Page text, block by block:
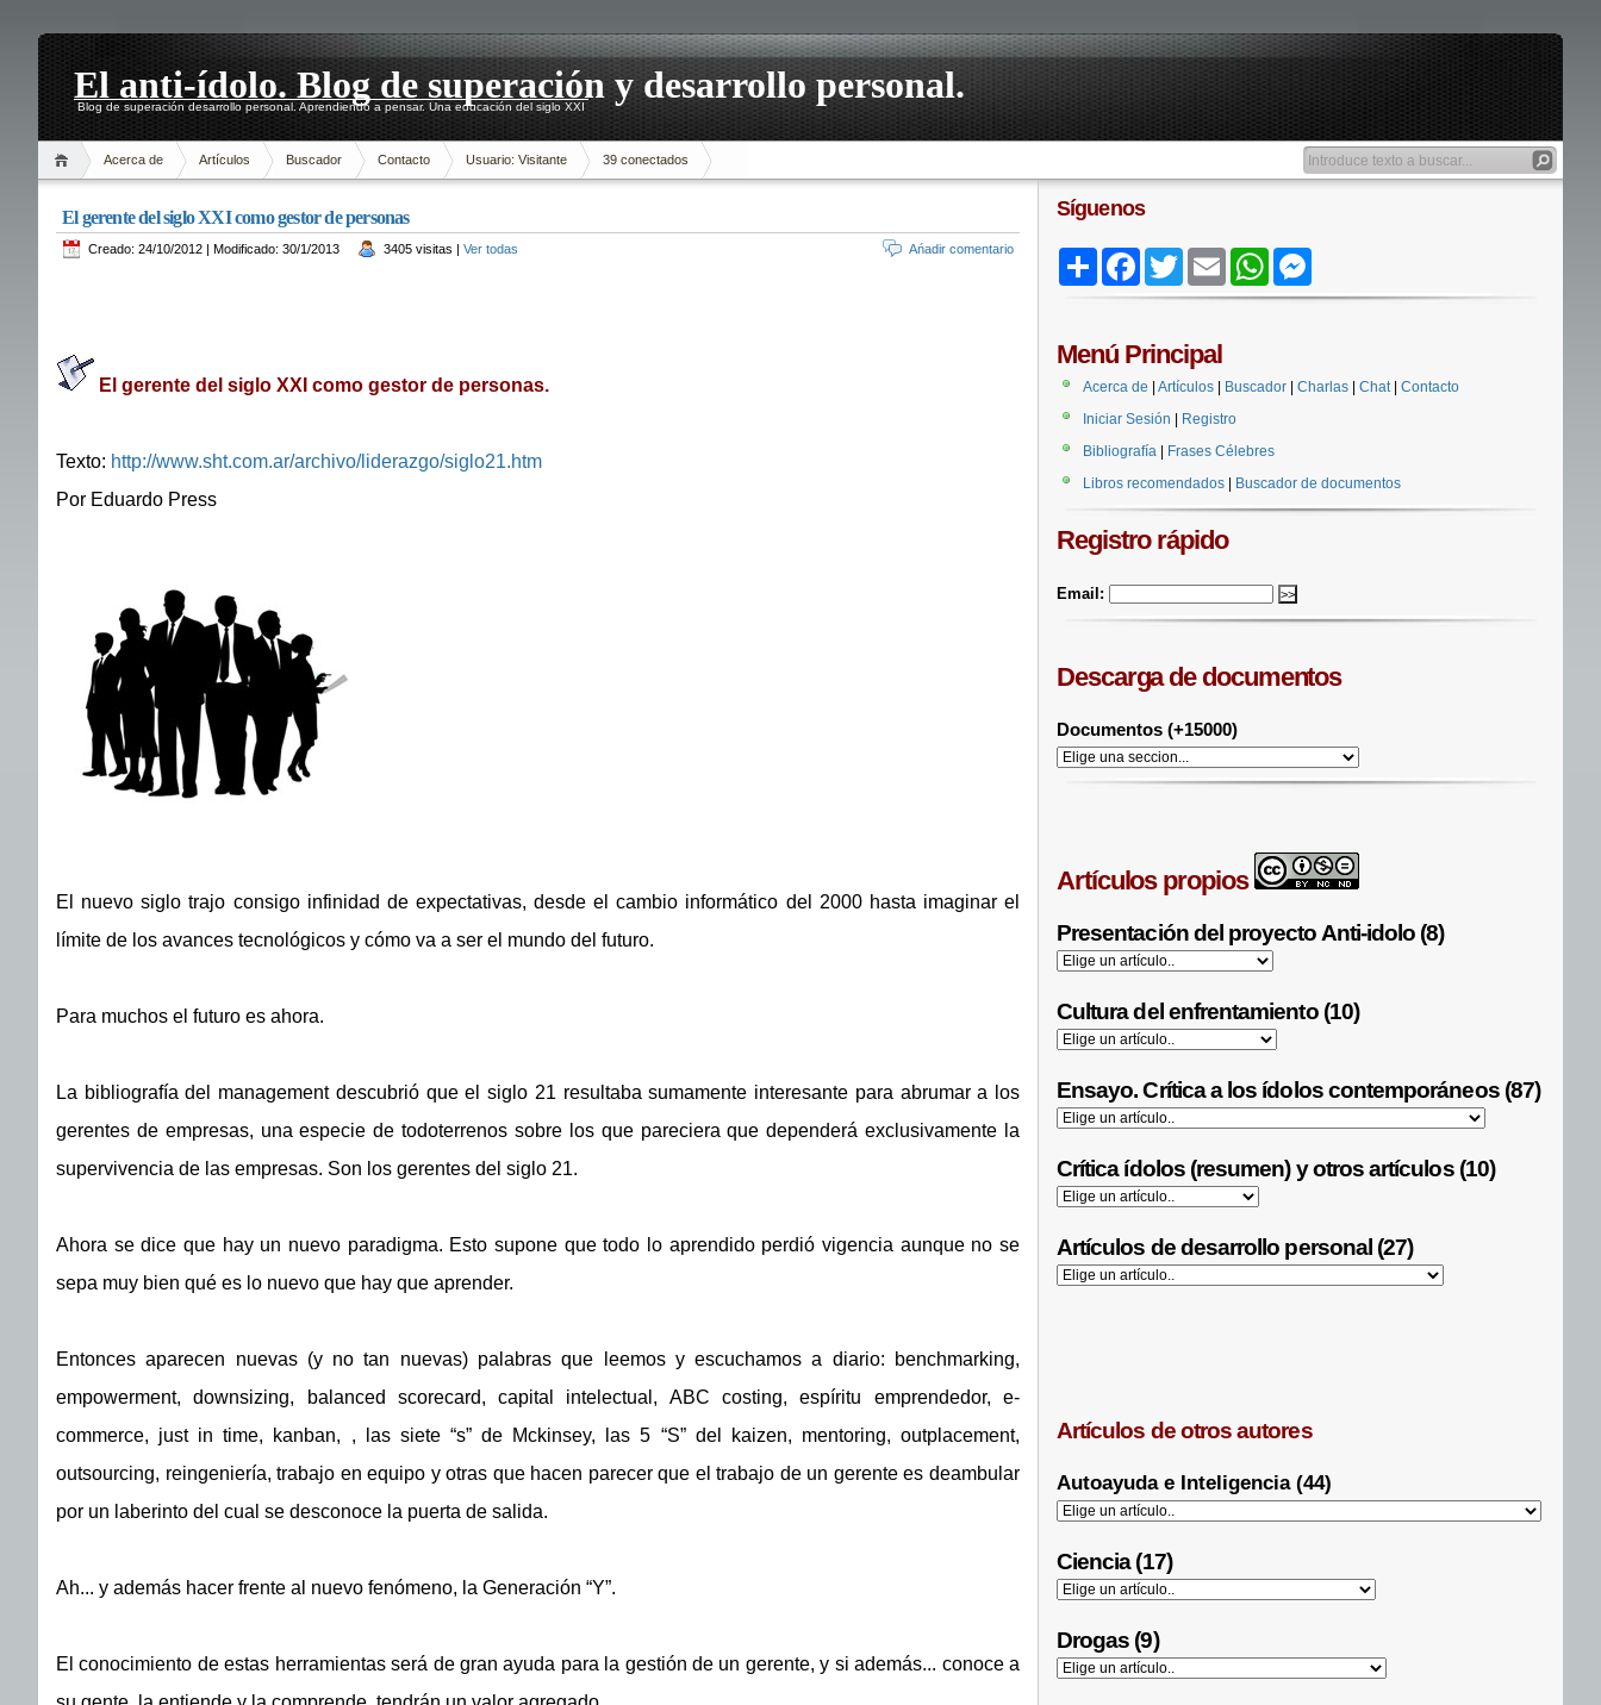
El anti-ídolo. Blog de superación y desarrollo personal.
Blog de superación desarrollo personal. Aprendiendo a pensar. Una educación del siglo XXI
Acerca de Artículos Buscador Contacto Usuario: Visitante 39 conectados
El gerente del siglo XXI como gestor de personas
Creado: 24/10/2012 | Modificado: 30/1/2013 3405 visitas | Ver todas Ańadir comentario
El gerente del siglo XXI como gestor de personas.
Texto: http://www.sht.com.ar/archivo/liderazgo/siglo21.htm
Por Eduardo Press
El nuevo siglo trajo consigo infinidad de expectativas, desde el cambio informático del 2000 hasta imaginar el
límite de los avances tecnológicos y cómo va a ser el mundo del futuro.
Para muchos el futuro es ahora.
La bibliografía del management descubrió que el siglo 21 resultaba sumamente interesante para abrumar a los
gerentes de empresas, una especie de todoterrenos sobre los que pareciera que dependerá exclusivamente la
supervivencia de las empresas. Son los gerentes del siglo 21.
Ahora se dice que hay un nuevo paradigma. Esto supone que todo lo aprendido perdió vigencia aunque no se
sepa muy bien qué es lo nuevo que hay que aprender.
Entonces aparecen nuevas (y no tan nuevas) palabras que leemos y escuchamos a diario: benchmarking,
empowerment, downsizing, balanced scorecard, capital intelectual, ABC costing, espíritu emprendedor, e-
commerce, just in time, kanban, , las siete “s” de Mckinsey, las 5 “S” del kaizen, mentoring, outplacement,
outsourcing, reingeniería, trabajo en equipo y otras que hacen parecer que el trabajo de un gerente es deambular
por un laberinto del cual se desconoce la puerta de salida.
Ah... y además hacer frente al nuevo fenómeno, la Generación “Y”.
El conocimiento de estas herramientas será de gran ayuda para la gestión de un gerente, y si además... conoce a
Síguenos
Share FacebookTwitter Email WhatsApp
Menú Principal
Acerca de Artículos Buscador Charlas Chat| Contacto
Iniciar Sesión
Registro
Bibliografía
Frases Célebres
Libros recomendados
Buscador de documentos
Registro rápido
Email:
Descarga de documentos
Documentos (+15000)
Artículos propios
Presentación del proyecto Anti-idolo (8)
Cultura del enfrentamiento (10)
Ensayo. Crítica a los ídolos contemporáneos (87)
Crítica ídolos (resumen) y otros artículos (10)
Artículos de desarrollo personal (27)
Artículos de otros autores
Autoayuda e Inteligencia (44)
Ciencia (17)
Drogas (9)